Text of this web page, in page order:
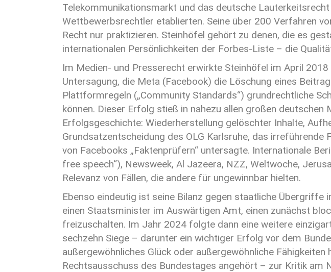
Telekommunikationsmarkt und das deutsche
Wettbewerbsrechtler etablierten. Seine über 200 Verfahren
Recht nur praktizieren. Steinhöfel gehört zu denen, die es
internationalen Persönlichkeiten der Forbes-Liste – die
Im Medien- und Presserecht erwirkte Steinhöfel im April
Untersagung, die Meta (Facebook) die Löschung eines
Plattformregeln („Community Standards“) grundrechtliche
können. Dieser Erfolg stieß in nahezu allen großen
Erfolgsgeschichte: Wiederherstellung gelöschter Inhalte,
Grundsatzentscheidung des OLG Karlsruhe, das irreführende
von Facebooks „Faktenprüfern“ untersagte. Internationale
free speech“), Newsweek, Al Jazeera, NZZ, Weltwoche,
Relevanz von Fällen, die andere für ungewinnbar hielten.
Ebenso eindeutig ist seine Bilanz gegen staatliche
einen Staatsminister im Auswärtigen Amt, einen zunächst
freizuschalten. Im Jahr 2024 folgte dann eine weitere
sechzehn Siege – darunter ein wichtiger Erfolg vor dem
außergewöhnliches Glück oder außergewöhnliche
Rechtsausschuss des Bundestages angehört – zur Kritik